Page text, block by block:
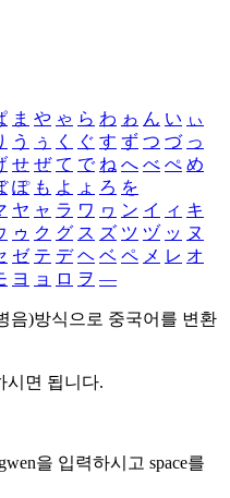
ま や ゃ ら わ ゎ ん い ぃ
う ぅ く ぐ す ず つ づ っ
せ ぜ て で ね へ べ ぺ め
ぽ も よ ょ ろ を
ヤ ャ ラ ワ ヮ ン イ ィ キ
ゥ ク グ ス ズ ツ ヅ ッ ヌ
ゼ テ デ ヘ ベ ペ メ レ オ
ヨ ョ ロ ヲ ―
음)방식으로 중국어를 변환
시면 됩니다.
을 입력하시고 space를